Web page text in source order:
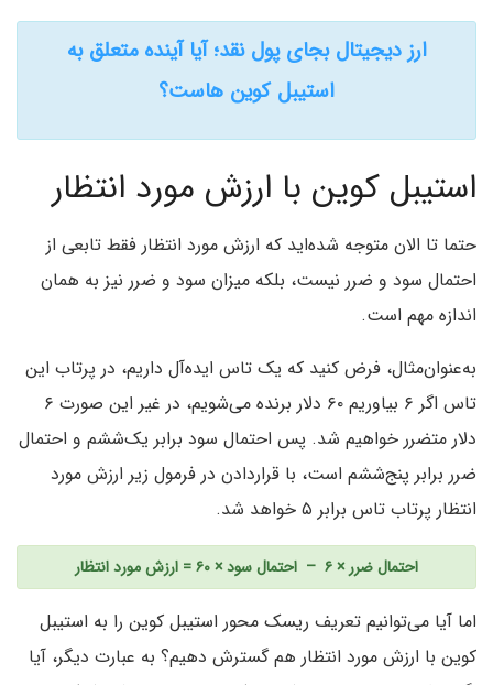
ارز دیجیتال بجای پول نقد؛ آیا آینده متعلق به
استیبل کوین هاست؟
استیبل ‌کوین با ارزش مورد انتظار
حتما تا الان متوجه شده‌اید که ارزش مورد انتظار فقط تابعی از
احتمال سود و ضرر نیست، بلکه میزان سود و ضرر نیز به همان
اندازه مهم است.
به‌عنوان‌مثال، فرض کنید که یک تاس ایده‌آل داریم، در پرتاب این
تاس اگر ۶ بیاوریم ۶۰ دلار برنده می‌شویم، در غیر این صورت ۶
دلار متضرر خواهیم شد. پس احتمال سود برابر یک‌ششم و احتمال
ضرر برابر پنج‌ششم است، با قراردادن در فرمول زیر ارزش مورد
انتظار پرتاب تاس برابر ۵ خواهد شد.
احتمال ضرر × ۶ – احتمال سود × ۶۰ = ارزش مورد انتظار
اما آیا می‌توانیم تعریف ریسک محور استیبل ‌کوین را به استیبل
‌کوین با ارزش مورد انتظار هم گسترش دهیم؟ به‌ عبارت‌ دیگر، آیا